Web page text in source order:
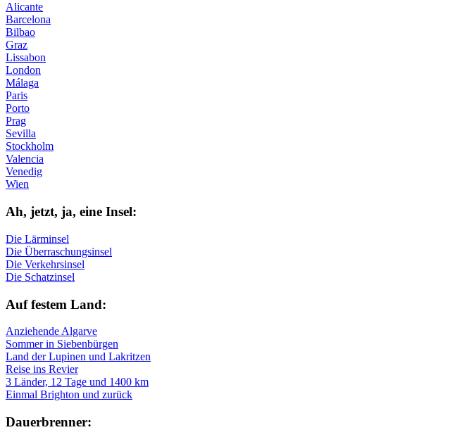
Alicante
Barcelona
Bilbao
Graz
Lissabon
London
Málaga
Paris
Porto
Prag
Sevilla
Stockholm
Valencia
Venedig
Wien
Ah, jetzt, ja, ei­ne In­sel:
Die Lärminsel
Die Überraschungsinsel
Die Verkehrsinsel
Die Schatzinsel
Auf fe­stem Land:
Anziehende Algarve
Sommer in Siebenbürgen
Land der Lupinen und Lakritzen
Reise ins Revier
3 Länder, 12 Tage und 1400 km
Einmal Brighton und zurück
Dau­er­bren­ner: